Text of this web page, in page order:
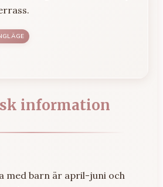
information
med barn är april-juni och